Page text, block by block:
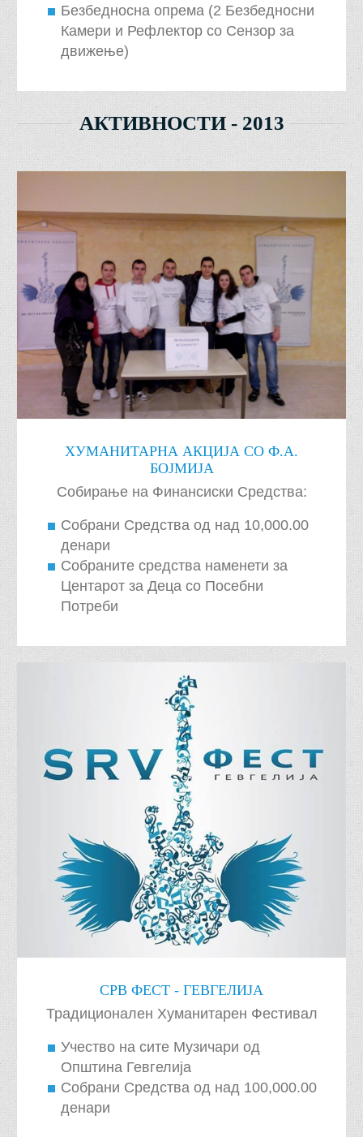
Безбедносна опрема (2 Безбедносни
Камери и Рефлектор со Сензор за
движење)
АКТИВНОСТИ - 2013
ХУМАНИТАРНА АКЦИЈА СО Ф.А.
БОЈМИЈА
Собирање на Финансиски Средства:
Собрани Средства од над 10,000.00
денари
Собраните средства наменети за
Центарот за Деца со Посебни
Потреби
СРВ ФЕСТ - ГЕВГЕЛИЈА
Традиционален Хуманитарен Фестивал
Учество на сите Музичари од
Општина Гевгелија
Собрани Средства од над 100,000.00
денари